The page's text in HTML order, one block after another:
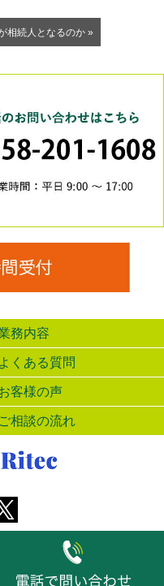
相続人となるのか »
務内容
よくある質問
客様の声
ご相談の流れ
続税申告【リテック】
番地 加納寿ビル3階